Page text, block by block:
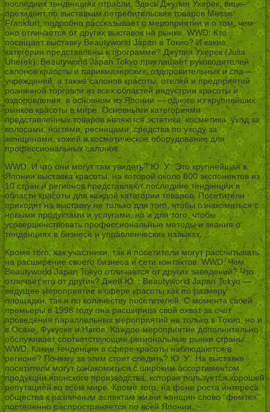
последних тенденциях отрасли. Здесь Джулия Ухерек, вице-
президент по выставкам потребительских товаров Messe
Frankfurt, подробно рассказывает о мероприятии и о том, чем
оно отличается от других выставок на рынке. WWD: Кто
посещает выставку Beautyworld Japan в Токио? И какие
категории представлены в программе? Джулия Ухерек (Julia
Uherek): Beautyworld Japan Tokyo приглашает руководителей
салонов красоты и парикмахерских, оздоровительных и спа—
учреждений, а также салонов красоты, отелей и предприятий
розничной торговли из всех областей индустрии красоты и
оздоровления, в основном из Японии — одного из крупнейших
рынков красоты в мире. Основными категориями
представленных товаров являются эстетика, косметика, уход за
волосами, ногтями, ресницами, средства по уходу за
женщинами, кожей и косметическое оборудование для
профессиональных салонов.
WWD: И что они могут там увидеть? Ю. У.: Это крупнейшая в
Японии выставка красоты, на которой около 800 экспонентов из
10 стран и регионов представляют последние тенденции в
области красоты для каждой категории товаров. Посетители
приходят на выставку не только для того, чтобы ознакомиться с
новыми продуктами и услугами, но и для того, чтобы
усовершенствовать профессиональные методы и знания о
тенденциях в бизнесе и управленческих навыках.
Кроме того, как участники, так и посетители могут рассчитывать
на расширение своего бизнеса и сети контактов. WWD: Чем
Beautyworld Japan Tokyo отличается от других заведений? Что
отличает его от других? Джей Ю. : Beautyworld Japan Tokyo —
ведущее мероприятие в сфере красоты как по размеру
площадки, так и по количеству посетителей. С момента своей
премьеры в 1998 году она расширила свой охват за счет
проведения параллельных мероприятий не только в Токио, но и
в Осаке, Фукуоке и Нагое. Каждое мероприятие дополнительно
обслуживает соответствующие региональные рынки страны.
WWD: Какие тенденции в сфере красоты наблюдаются в
регионе? Почему за этим стоит следить? Ю. У.: На выставке
посетители могут ознакомиться с широким ассортиментом
продукции японского производства, которая пользуется хорошей
репутацией во всем мире. Кроме того, на фоне роста интереса
общества к различным аспектам жизни женщин слово “фемтех”
постепенно распространяется по всей Японии.